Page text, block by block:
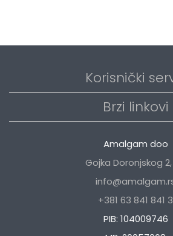
Korisnički
Brzi linkovi
Amalgam doo
Gojka Doronjskog
+381 63 841 841 3
PIB: 104009746